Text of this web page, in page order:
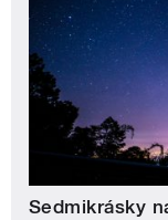
Sedmikrásky